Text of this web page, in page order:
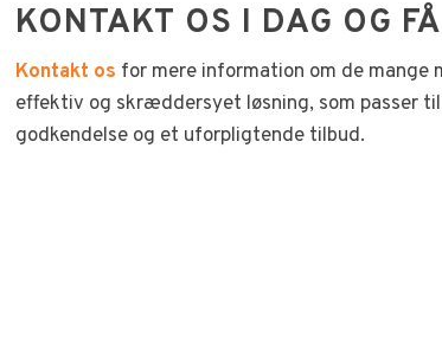
​KONTAKT OS I DAG OG
Kontakt os for mere information om de mange
effektiv og skræddersyet løsning, som passer
godkendelse og et uforpligtende tilbud.​